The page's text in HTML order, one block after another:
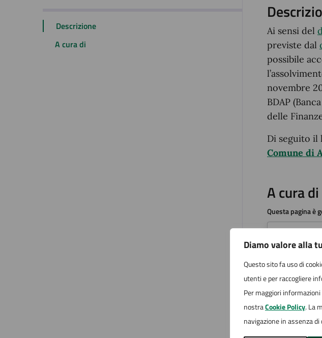
Diamo valore alla
Questo sito fa uso di
utenti e per raccogliere
Per maggiori
nostraCookie Policy. La
navigazione in assenza di
Descrizione
A cura di
Ai sensi del
previste dal
possibile
novembre
BDAP
delle
Di seguito il
Comune di
A cura di
Questa pagina è
Ufficio
Via San
Ultimo